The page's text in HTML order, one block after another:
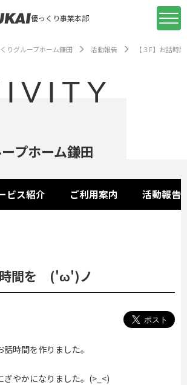
優っくり事業本部
りグループホーム鎌田 活動報告 【３F】お話
プホーム鎌田
ビス紹介 ご利用案内 活動報告
時間を ('ω')ノ
時間を作りました。
ぎやかになりました。(>_<)